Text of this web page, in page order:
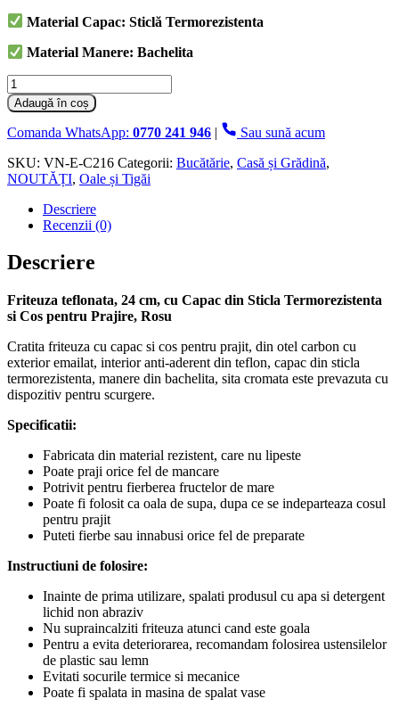
Material Capac: Sticlă Termorezistenta
Material Manere: Bachelita
Cantitate
Friteuza
teflonata,
24
cu
Capac
Sticla
Termorezistenta
Cos
pentru
Rosu
Adaugă în coș
Comanda WhatsApp: 0770 241 946 |
Sau sună acum
SKU: VN-E-C216 Categorii: Bucătărie, Casă și Grădină,
NOUTĂȚI, Oale și Tigăi
Descriere
Recenzii (0)
Descriere
Friteuza teflonata, 24 cm, cu Capac din Sticla Termorezistenta
si Cos pentru Prajire, Rosu
Cratita friteuza cu capac si cos pentru prajit, din otel carbon cu
exterior emailat, interior anti-aderent din teflon, capac din sticla
termorezistenta, manere din bachelita, sita cromata este prevazuta cu
dispozitiv pentru scurgere.
Specificatii:
Fabricata din material rezistent, care nu lipeste
Poate praji orice fel de mancare
Potrivit pentru fierberea fructelor de mare
Poate fi folosit ca oala de supa, dupa ce se indeparteaza cosul
pentru prajit
Puteti fierbe sau innabusi orice fel de preparate
Instructiuni de folosire:
Inainte de prima utilizare, spalati produsul cu apa si detergent
lichid non abraziv
Nu supraincalziti friteuza atunci cand este goala
Pentru a evita deteriorarea, recomandam folosirea ustensilelor
de plastic sau lemn
Evitati socurile termice si mecanice
Poate fi spalata in masina de spalat vase